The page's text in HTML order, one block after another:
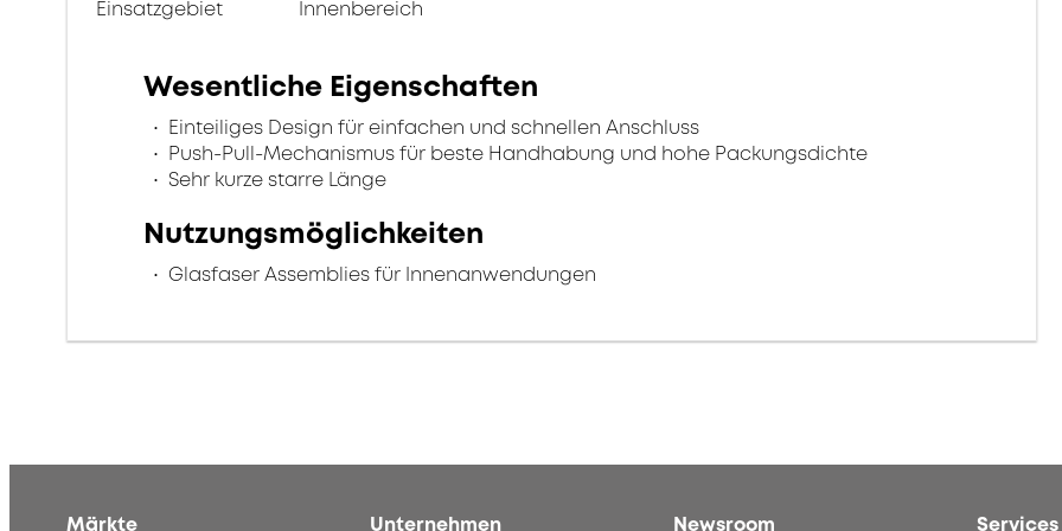
Einsatzgebiet Innenbereich
Wesentliche Eigenschaften
Einteiliges Design für einfachen und schnellen Anschluss
Push-Pull-Mechanismus für beste Handhabung und hohe Packungsdichte
Sehr kurze starre Länge
Nutzungsmöglichkeiten
Glasfaser Assemblies für Innenanwendungen
Märkte Unternehmen Newsroom Services